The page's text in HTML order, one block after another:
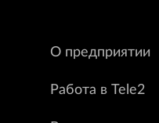
О предприятии
Работа в Tele2